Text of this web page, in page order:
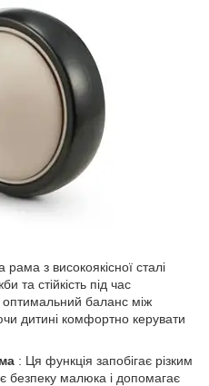
рама з високоякісної сталі
та стійкість під час
оптимальний баланс між
дитині комфортно керувати
: Ця функція запобігає різким
безпеку малюка і допомагає